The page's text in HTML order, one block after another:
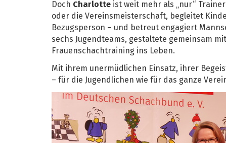
Doch Charlotte ist weit mehr als „nur“
oder die Vereinsmeisterschaft, begleitet
Bezugsperson – und betreut engagiert
sechs Jugendteams, gestaltete gemeinsam
Frauenschachtraining ins Leben.
Mit ihrem unermüdlichen Einsatz, ihrer
– für die Jugendlichen wie für das ganze